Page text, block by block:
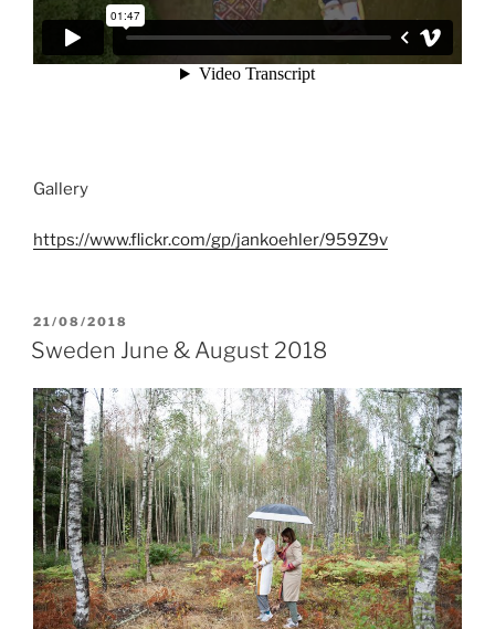
Gallery
https://www.flickr.com/gp/jankoehler/959Z9v
POSTED
ON
21/08/2018
Sweden June & August 2018